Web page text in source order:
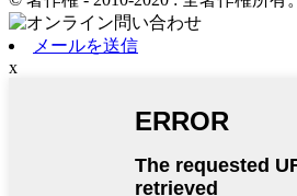
メールを送信
x